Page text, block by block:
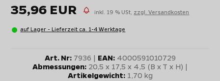
35,96 EUR inkl. 19 % USt, zzgl. Versandkosten
auf Lager - Lieferzeit ca. 1-4 Werktage
Art. Nr:7936 | EAN:4000591010729
Abmessungen: 20,5 x 17,5 x 4,5 (B x T x H) |
Artikelgewicht:1,70 kg